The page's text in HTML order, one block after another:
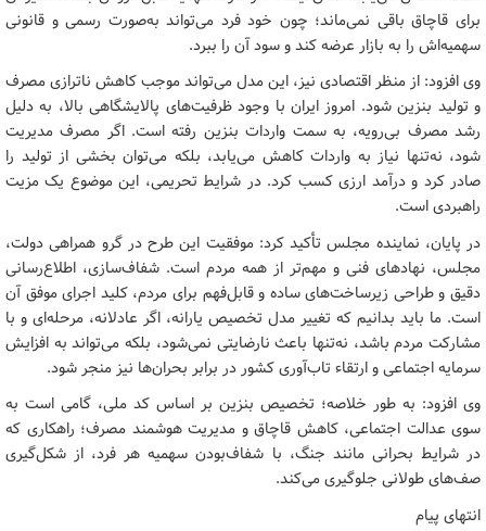
برای قاچاق باقی نمی‌ماند؛ چون خود فرد می‌تواند به‌صورت رسمی و قانونی
سهمیه‌اش را به بازار عرضه کند و سود آن را ببرد.
وی افزود: از منظر اقتصادی نیز، این مدل می‌تواند موجب کاهش ناترازی مصرف
و تولید بنزین شود. امروز ایران با وجود ظرفیت‌های پالایشگاهی بالا، به دلیل
رشد مصرف بی‌رویه، به سمت واردات بنزین رفته است. اگر مصرف مدیریت
شود، نه‌تنها نیاز به واردات کاهش می‌یابد، بلکه می‌توان بخشی از تولید را
صادر کرد و درآمد ارزی کسب کرد. در شرایط تحریمی، این موضوع یک مزیت
راهبردی است.
در پایان، نماینده مجلس تأکید کرد: موفقیت این طرح در گرو همراهی دولت،
مجلس، نهادهای فنی و مهم‌تر از همه مردم است. شفاف‌سازی، اطلاع‌رسانی
دقیق و طراحی زیرساخت‌های ساده و قابل‌فهم برای مردم، کلید اجرای موفق آن
است. ما باید بدانیم که تغییر مدل تخصیص یارانه، اگر عادلانه، مرحله‌ای و با
مشارکت مردم باشد، نه‌تنها باعث نارضایتی نمی‌شود، بلکه می‌تواند به افزایش
سرمایه اجتماعی و ارتقاء تاب‌آوری کشور در برابر بحران‌ها نیز منجر شود.
وی افزود: به طور خلاصه؛ تخصیص بنزین بر اساس کد ملی، گامی است به
سوی عدالت اجتماعی، کاهش قاچاق و مدیریت هوشمند مصرف؛ راهکاری که
در شرایط بحرانی مانند جنگ، با شفاف‌بودن سهمیه هر فرد، از شکل‌گیری
صف‌های طولانی جلوگیری می‌کند.
انتهای پیام